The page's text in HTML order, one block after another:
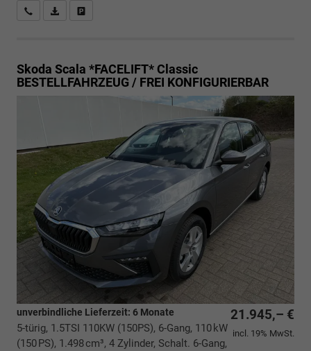
Rückrufbitte absenden
PDF-Datei, Fahrzeugexposé drucken
Skoda Scala *FACELIFT*Classic
BESTELLFAHRZEUG / FREI KONFIGURIERBAR
21.945,– €
incl. 19% MwSt.
unverbindliche Lieferzeit: 6 Monate
5-türig, 1.5TSI 110KW (150PS), 6-Gang, 110 kW
(150 PS), 1.498 cm³, 4 Zylinder, Schalt. 6-Gang,